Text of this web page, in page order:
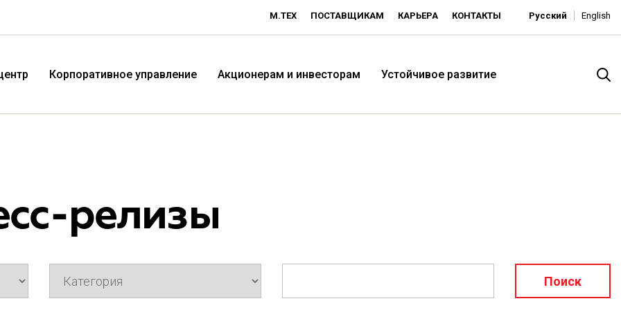
М.ТЕХ ПОСТАВЩИКАМ КАРЬЕРА КОНТАКТЫ Русский English
Технологичная розничная
компания «М.Видео»
«Эльдорадо»
Корпоративное управление Акционерам и инвесторам Устойчивое развитие
релизы